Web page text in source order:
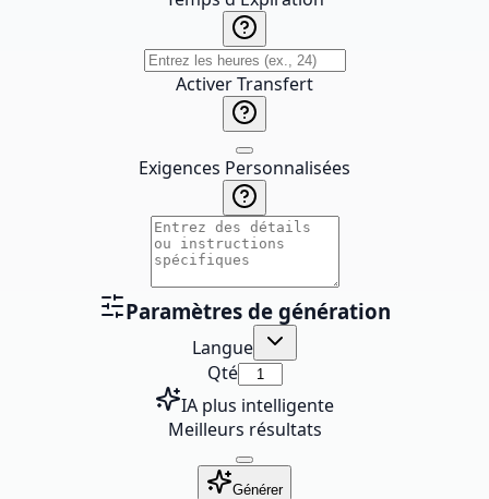
Activer Transfert
Exigences Personnalisées
Paramètres de génération
Langue
Qté
IA plus intelligente
Meilleurs résultats
Générer